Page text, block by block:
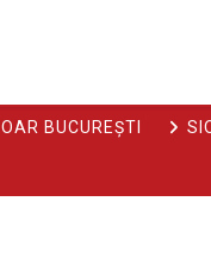
OAR BUCUREȘTI